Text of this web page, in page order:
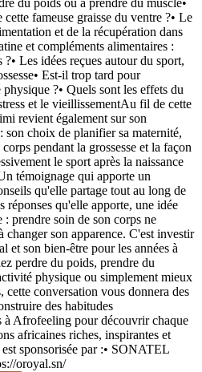
du poids ou à prendre du muscle•
fameuse graisse du ventre ?• Le
et de la récupération dans
et compléments alimentaires :
Les idées reçues autour du sport,
Est-il trop tard pour
?• Quels sont les effets du
et le vieillissementAu fil de cette
revient également sur son
son choix de planifier sa maternité,
pendant la grossesse et la façon
le sport après la naissance
témoignage qui apporte un
qu'elle partage tout au long de
réponses qu'elle apporte, une idée
: prendre soin de son corps ne
changer son apparence. C'est investir
et son bien-être pour les années à
perdre du poids, prendre du
physique ou simplement mieux
cette conversation vous donnera des
des habitudes
à Afrofeeling pour découvrir chaque
africaines riches, inspirantes et
sponsorisée par :• SONATEL
oroyal.sn/